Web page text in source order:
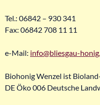
Tel.: 06842 – 930 341
Fax: 06842 708 11 11
e-Mail: info@bliesgau-
Biohonig Wenzel ist
DE Öko 006 Deutsche